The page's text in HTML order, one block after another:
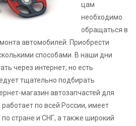
цам
необходимо
обращаться в
автомобилей. Приобрести
способами. В наши дни
через интернет, но есть
тщательно подбирать
магазин автозапчастей для
работает по всей России, имеет
стране и СНГ, а также широкий